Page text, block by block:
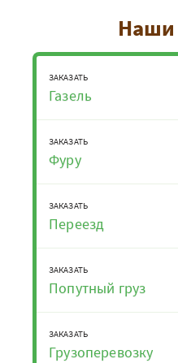
Наши
ЗАКАЗАТЬ
Газель
ЗАКАЗАТЬ
Фуру
ЗАКАЗАТЬ
Переезд
ЗАКАЗАТЬ
Попутный груз
ЗАКАЗАТЬ
Грузоперевозку